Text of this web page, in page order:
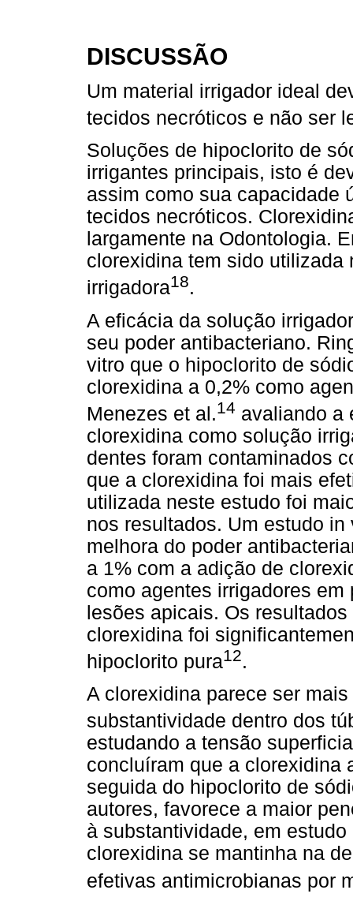
DISCUSSÃO
Um material irrigador ideal
tecidos necróticos e não ser
Soluções de hipoclorito de
irrigantes principais, isto é
assim como sua capacidade
tecidos necróticos.
largamente na Odontologia.
clorexidina tem sido
irrigadora18.
A eficácia da solução
seu poder antibacteriano.
vitro que o hipoclorito de
clorexidina a 0,2% como
Menezes et al.14 avaliando a
clorexidina como solução
dentes foram contaminados
que a clorexidina foi mais
utilizada neste estudo foi
nos resultados. Um estudo
melhora do poder
a 1% com a adição de
como agentes irrigadores
lesões apicais. Os
clorexidina foi
hipoclorito pura12.
A clorexidina parece ser
substantividade dentro dos
estudando a tensão
concluíram que a clorexidina
seguida do hipoclorito de
autores, favorece a maior
à substantividade, em
clorexidina se mantinha na
efetivas antimicrobianas por